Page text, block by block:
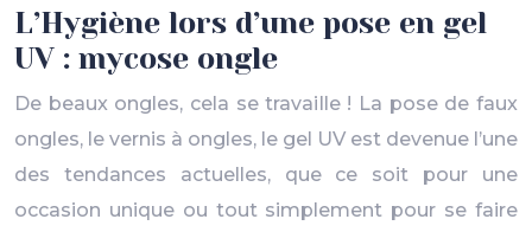
L’Hygiène lors d’une pose en gel
UV : mycose ongle
De beaux ongles, cela se travaille ! La pose de faux
ongles, le vernis à ongles, le gel UV est devenue l’une
des tendances actuelles, que ce soit pour une
occasion unique ou tout simplement pour se faire